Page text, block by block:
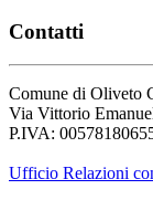
Contatti
Comune di Oliveto
Via Vittorio
P.IVA:
Ufficio Relazioni